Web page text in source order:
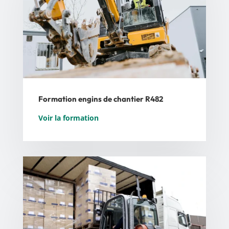
Notions élémentaires de physique
• Evaluation de la masse, de la surface au
vent et de la position du centre de gravité des
charges
• Conditions de stabilité (centre de gravité,
moment de renversement…).
Stabilité des PEMP
• Conditions d’équilibre et règle de stabilité
des PEMP
• Lecture et utilisation des courbes de charges
Risques liés à l’utilisation des PEMP
prévention associés
Exploitation des PEMP
• Opérations interdites
• Justification du choix et du port des EPI
• Adéquation de la PEMP aux opérations à
effectuer
• Limites d’emploi
• Signification des différents pictogrammes
Formation engins de chantier R482
Voir la formation